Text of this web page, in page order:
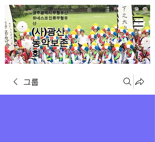
(사)광산
농악보존
회
광주광역시 무형유산·
유네스코 인류무형유
산
그룹